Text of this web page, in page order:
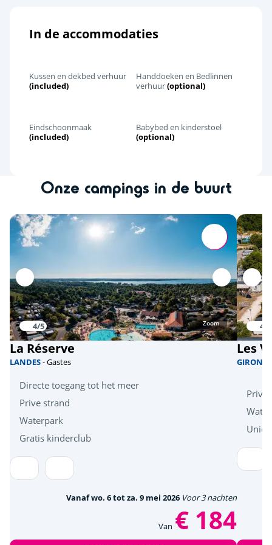
In de accommodaties
Kussen en dekbed verhuur
(included)
Handdoeken en Bedlinnen
verhuur(optional)
Eindschoonmaak
(included)
Babybed en kinderstoel
(optional)
Onze campings in de buurt
4/5 Zoom
La Réserve
LANDES- Gastes
Directe toegang tot het meer
Prive strand
Waterpark
Gratis kinderclub
Vanaf wo. 6 tot za. 9 mei 2026 Voor 3 nachten
Van € 184
Les
Prive